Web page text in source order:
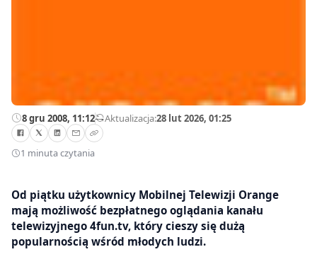
8 gru 2008, 11:12—Aktualizacja:28 lut 2026, 01:25
1 minuta czytania
Od piątku użytkownicy Mobilnej Telewizji Orange
mają możliwość bezpłatnego oglądania kanału
telewizyjnego 4fun.tv, który cieszy się dużą
popularnością wśród młodych ludzi.